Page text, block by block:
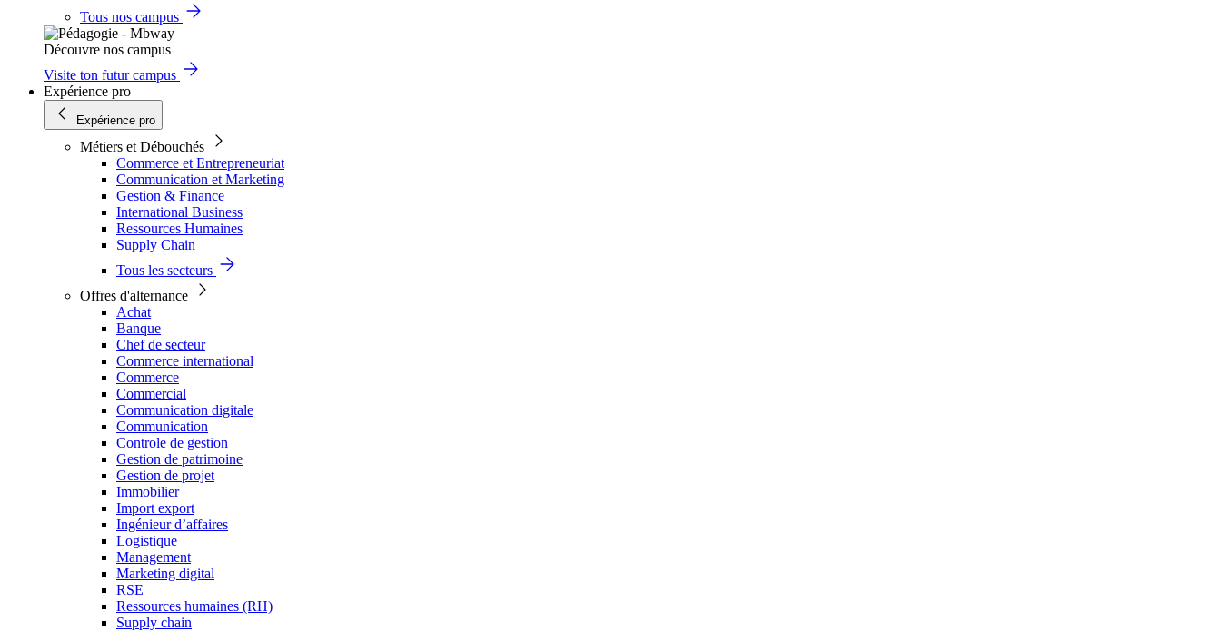
Tous nos campus
Découvre nos campus
Visite ton futur campus
Expérience pro
Expérience pro
Métiers et Débouchés
Commerce et Entrepreneuriat
Communication et Marketing
Gestion & Finance
International Business
Ressources Humaines
Supply Chain
Tous les secteurs
Offres d'alternance
Achat
Banque
Chef de secteur
Commerce international
Commerce
Commercial
Communication digitale
Communication
Controle de gestion
Gestion de patrimoine
Gestion de projet
Immobilier
Import export
Ingénieur d’affaires
Logistique
Management
Marketing digital
RSE
Ressources humaines (RH)
Supply chain